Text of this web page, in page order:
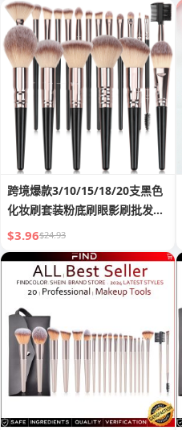
跨境爆款3/10/15/18/20支黑色
化妆刷套装粉底刷眼影刷批发工
厂
$3.96$24.93